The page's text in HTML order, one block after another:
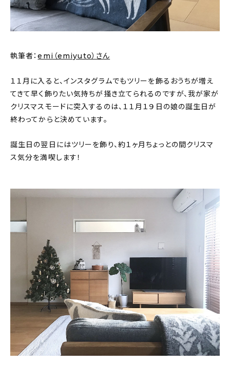
新着記事
人気の記事
おすすめの記事
インテリア
キッチン
About
会社概要
プライバシーポリシー
お問い合わせ
執筆者：emi（emiyuto）さん
１１月に入ると、インスタグラムでもツリーを飾るおうちが増え
てきて早く飾りたい気持ちが掻き立てられるのですが、我が家が
クリスマスモードに突入するのは、１１月１９日の娘の誕生日が
終わってからと決めています。
誕生日の翌日にはツリーを飾り、約１ヶ月ちょっとの間クリスマ
ス気分を満喫します！